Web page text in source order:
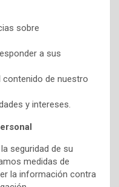
sobre
a sus
de nuestro
y intereses.
seguridad de su
medidas de
la información contra